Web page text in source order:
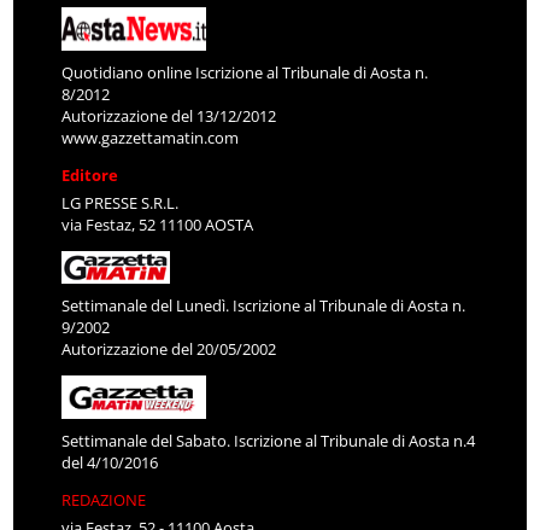
Quotidiano online Iscrizione al Tribunale di Aosta n.
8/2012
Autorizzazione del 13/12/2012
www.gazzettamatin.com
Editore
LG PRESSE S.R.L.
via Festaz, 52 11100 AOSTA
Settimanale del Lunedì. Iscrizione al Tribunale di Aosta n.
9/2002
Autorizzazione del 20/05/2002
Settimanale del Sabato. Iscrizione al Tribunale di Aosta n.4
del 4/10/2016
REDAZIONE